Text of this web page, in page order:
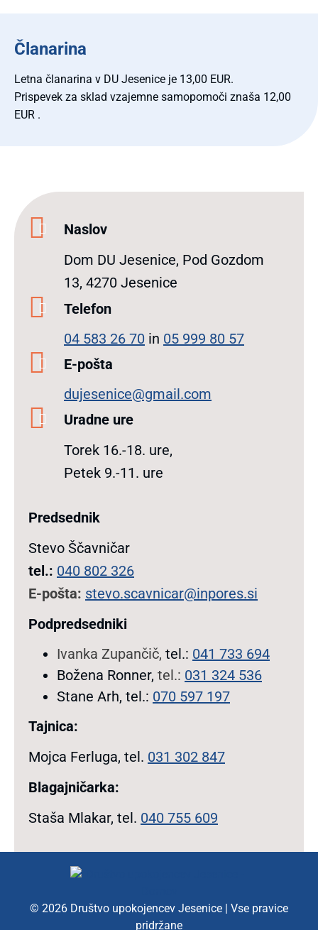
Članarina
Letna članarina v DU Jesenice je 13,00 EUR.
Prispevek za sklad vzajemne samopomoči znaša 12,00
EUR .
Naslov
Dom DU Jesenice, Pod Gozdom
13, 4270 Jesenice
Telefon
04 583 26 70 in 05 999 80 57
E-pošta
dujesenice@gmail.com
Uradne ure
Torek 16.-18. ure,
Petek 9.-11. ure
Predsednik
Stevo Ščavničar
tel.: 040 802 326
E-pošta: stevo.scavnicar@inpores.si
Podpredsedniki
Ivanka Zupančič, tel.: 041 733 694
Božena Ronner, tel.: 031 324 536
Stane Arh, tel.: 070 597 197
Tajnica:
Mojca Ferluga, tel. 031 302 847
Blagajničarka:
Staša Mlakar, tel. 040 755 609
© 2026 Društvo upokojencev Jesenice | Vse pravice
pridržane